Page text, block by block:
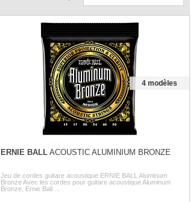
4 modèles
ERNIE BALL ACOUSTIC ALUMINIUM BRONZE
Jeu de cordes guitare acoustique ERNIE BALL Aluminum
Bronze Avec les cordes pour guitare acoustique Aluminum
Bronze, Ernie Ball ...